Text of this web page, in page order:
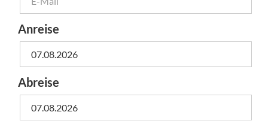
Anreise
Abreise